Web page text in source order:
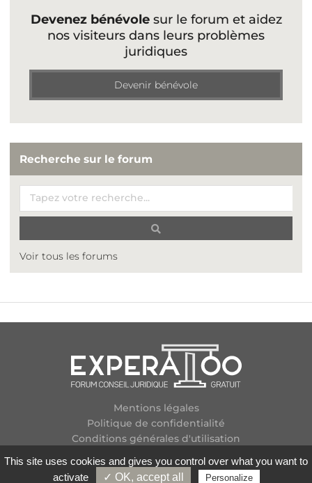
Devenez bénévolesur le forum et aidez
nos visiteurs dans leurs problèmes
juridiques
Devenir bénévole
Recherche sur le forum
Voir tous les forums
Mentions légales
Politique de confidentialité
Conditions générales d'utilisation
Contactez-nous
This site uses cookies and gives you control over what you want to
activate
✓ OK, accept all Personalize